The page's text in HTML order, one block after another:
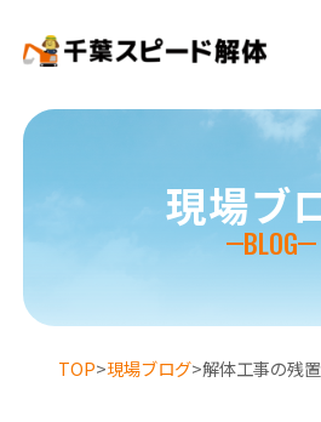
現場ブ
BLOG
TOP>現場ブログ>解体工事の残